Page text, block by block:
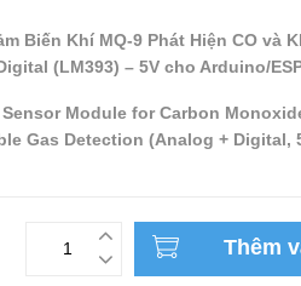
Biến Khí MQ-9 Phát Hiện CO và
(LM393) – 5V cho Arduino/
Sensor Module for Carbon
Gas Detection (Analog + Digital,
Thêm